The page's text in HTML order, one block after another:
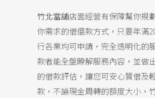
竹北當舖店面經營有保障幫你規
你需求的借還款方式，只要年滿
行各業均可申請，完全透明化的
款者能全盤瞭解服務內容，並做
的借款評估，讓您可安心質借及
款，不論現金周轉的額度大小，